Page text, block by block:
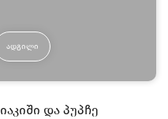
ᲐᲓᲒᲘᲚᲘ
იაკიში და პუპჩე